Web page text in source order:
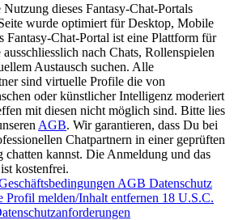
dieses Fantasy-Chat-Portals
wurde optimiert für Desktop, Mobile
Fantasy-Chat-Portal ist eine Plattform für
nach Chats, Rollenspielen
Austausch suchen. Alle
sind virtuelle Profile die von
oder künstlicher Intelligenz moderiert
mit diesen nicht möglich sind. Bitte lies
AGB. Wir garantieren, dass Du bei
Chatpartnern in einer geprüften
chatten kannst. Die Anmeldung und das
kostenfrei.
AGB Datenschutz
Profil melden/Inhalt entfernen 18 U.S.C.